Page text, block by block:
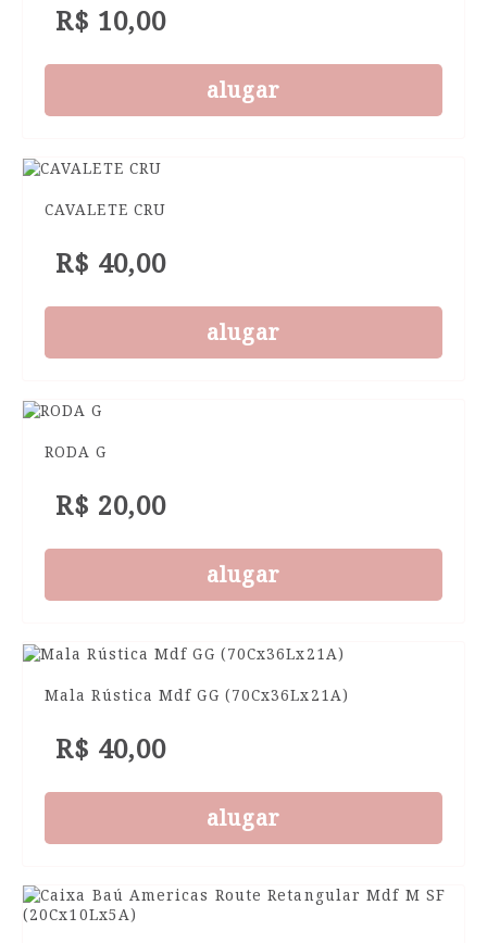
R$ 10,00
alugar
CAVALETE CRU
R$ 40,00
alugar
RODA G
R$ 20,00
alugar
Mala Rústica Mdf GG (70Cx36Lx21A)
R$ 40,00
alugar